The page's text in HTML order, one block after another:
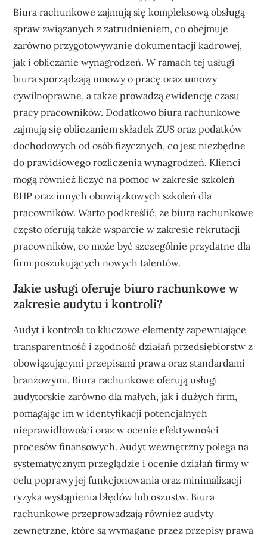
Biura rachunkowe zajmują się kompleksową obsługą
spraw związanych z zatrudnieniem, co obejmuje
zarówno przygotowywanie dokumentacji kadrowej,
jak i obliczanie wynagrodzeń. W ramach tej usługi
biura sporządzają umowy o pracę oraz umowy
cywilnoprawne, a także prowadzą ewidencję czasu
pracy pracowników. Dodatkowo biura rachunkowe
zajmują się obliczaniem składek ZUS oraz podatków
dochodowych od osób fizycznych, co jest niezbędne
do prawidłowego rozliczenia wynagrodzeń. Klienci
mogą również liczyć na pomoc w zakresie szkoleń
BHP oraz innych obowiązkowych szkoleń dla
pracowników. Warto podkreślić, że biura rachunkowe
często oferują także wsparcie w zakresie rekrutacji
pracowników, co może być szczególnie przydatne dla
firm poszukujących nowych talentów.
Jakie usługi oferuje biuro rachunkowe w
zakresie audytu i kontroli?
Audyt i kontrola to kluczowe elementy zapewniające
transparentność i zgodność działań przedsiębiorstw z
obowiązującymi przepisami prawa oraz standardami
branżowymi. Biura rachunkowe oferują usługi
audytorskie zarówno dla małych, jak i dużych firm,
pomagając im w identyfikacji potencjalnych
nieprawidłowości oraz w ocenie efektywności
procesów finansowych. Audyt wewnętrzny polega na
systematycznym przeglądzie i ocenie działań firmy w
celu poprawy jej funkcjonowania oraz minimalizacji
ryzyka wystąpienia błędów lub oszustw. Biura
rachunkowe przeprowadzają również audyty
zewnętrzne, które są wymagane przez przepisy prawa